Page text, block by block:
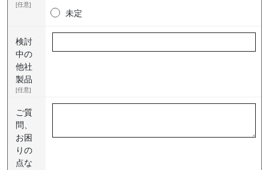
[任意]
未定
検討
中の
他社
製品
[任意]
ご質
問、
お困
りの
点な